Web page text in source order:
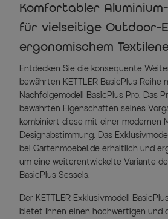
Komfortabler
für vielseitige Outdoor-
ergonomischem
Entdecken Sie die konsequente
bewährten KETTLER BasicPlus Reihe
Nachfolgemodell BasicPlus Pro. Das
bewährten Eigenschaften seines
kombiniert diese mit einer modernen
Designabstimmung. Das
bei Gartenmoebel.de erhältlich und
um eine weiterentwickelte Variante
BasicPlus Sessels.
Der KETTLER Exklusivmodell
bietet Ihnen einen hochwertigen und